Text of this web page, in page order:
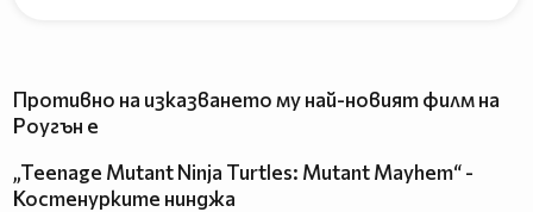
Противно на изказването му най-новият филм на
Роугън е
„Teenage Mutant Ninja Turtles: Mutant Mayhem“ -
Костенурките нинджа